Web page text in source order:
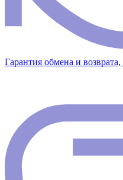
Гарантия обмена и